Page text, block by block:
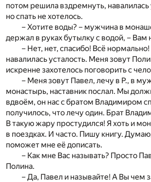
потом решила вздремнуть, навалилась
но спать не хотелось.
– Хотите воды? – мужчина в
держал в руках бутылку с водой, – Вам
– Нет, нет, спасибо! Всё
навалилась усталость. Меня зовут
искренне захотелось поговорить с
– Меня зовут Павел, лечу в Р., в
монастырь, наставник послал. Мы
вдвоём, он нас с братом Владимиром
получилось, что лечу один. Брат
В такую жару простудился! Я хоть и
в поездках. И часто. Пишу книгу.
поможет мне её дописать.
– Как мне Вас называть? Просто
Полина.
– Да, Павел и называйте! А Вы чем